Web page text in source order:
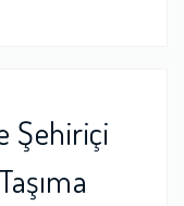
Şehiriçi